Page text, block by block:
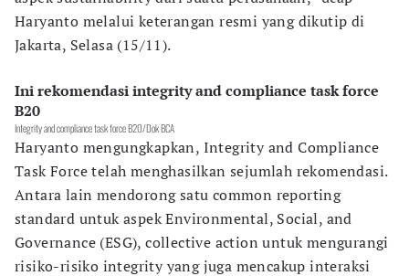
Haryanto melalui keterangan resmi yang dikutip di
Jakarta, Selasa (15/11).
Ini rekomendasi integrity and compliance task force
B20
Integrity and compliance task force B20/Dok BCA
Haryanto mengungkapkan, Integrity and Compliance
Task Force telah menghasilkan sejumlah rekomendasi.
Antara lain mendorong satu common reporting
standard untuk aspek Environmental, Social, and
Governance (ESG), collective action untuk mengurangi
risiko-risiko integrity yang juga mencakup interaksi